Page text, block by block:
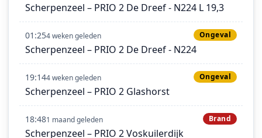
Scherpenzeel – PRIO 2 De Dreef - N224 L 19,3
01:254 weken geleden Ongeval
Scherpenzeel – PRIO 2 De Dreef - N224
19:144 weken geleden Ongeval
Scherpenzeel – PRIO 2 Glashorst
18:481 maand geleden Brand
Scherpenzeel – PRIO 2 Voskuilerdijk